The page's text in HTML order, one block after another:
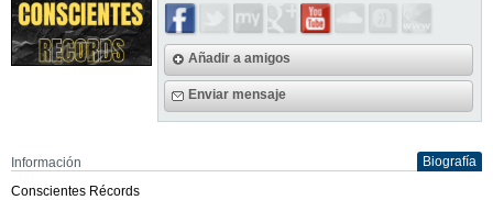
Añadir a amigos
Enviar mensaje
Información
Biografía
Conscientes Récords